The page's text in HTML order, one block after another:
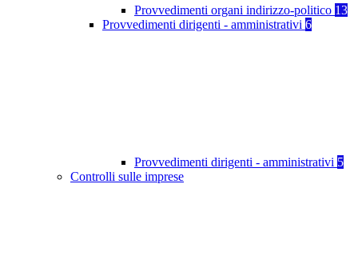
Provvedimenti organi indirizzo-politico 13
Provvedimenti dirigenti - amministrativi 6
Provvedimenti dirigenti - amministrativi 5
Controlli sulle imprese